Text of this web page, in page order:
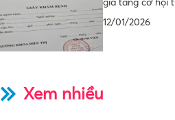
12/01/2026
Xem nhiều